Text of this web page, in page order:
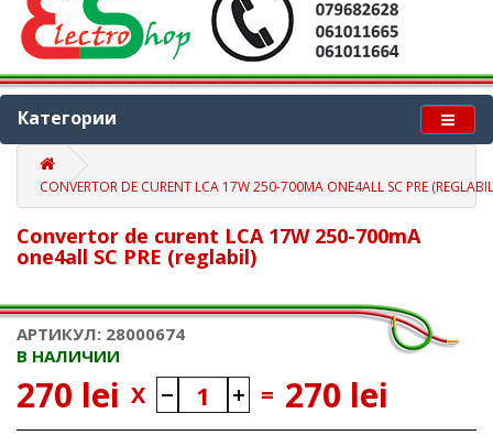
Категории
CONVERTOR DE CURENT LCA 17W 250-700MA ONE4ALL SC PRE
Convertor de curent LCA 17W 250-700mA
one4all SC PRE (reglabil)
АРТИКУЛ: 28000674
В НАЛИЧИИ
270 lei X = 270 lei